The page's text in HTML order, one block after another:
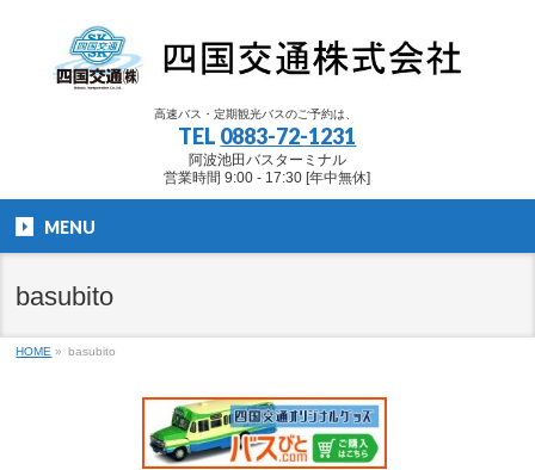
高速バス・定期観光バスのご予約は、
TEL 0883-72-1231
阿波池田バスターミナル
営業時間 9:00 - 17:30 [年中無休]
MENU
basubito
HOME » basubito